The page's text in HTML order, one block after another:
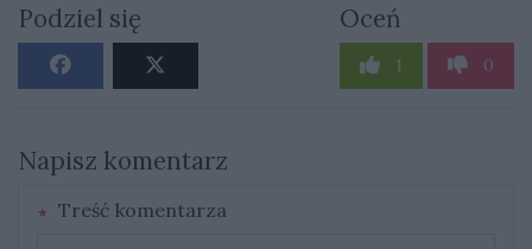
Podziel się Oceń
1 0
Napisz komentarz
Treść komentarza